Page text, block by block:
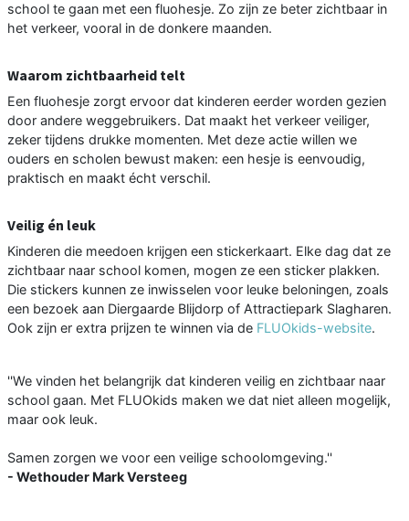
school te gaan met een fluohesje. Zo zijn ze beter zichtbaar in
het verkeer, vooral in de donkere maanden.
Waarom zichtbaarheid telt
Een fluohesje zorgt ervoor dat kinderen eerder worden gezien
door andere weggebruikers. Dat maakt het verkeer veiliger,
zeker tijdens drukke momenten. Met deze actie willen we
ouders en scholen bewust maken: een hesje is eenvoudig,
praktisch en maakt écht verschil.
Veilig én leuk
Kinderen die meedoen krijgen een stickerkaart. Elke dag dat ze
zichtbaar naar school komen, mogen ze een sticker plakken.
Die stickers kunnen ze inwisselen voor leuke beloningen, zoals
een bezoek aan Diergaarde Blijdorp of Attractiepark Slagharen.
Ook zijn er extra prijzen te winnen via de FLUOkids-website.
''We vinden het belangrijk dat kinderen veilig en zichtbaar naar
school gaan. Met FLUOkids maken we dat niet alleen mogelijk,
maar ook leuk.
Samen zorgen we voor een veilige schoolomgeving.''
- Wethouder Mark Versteeg